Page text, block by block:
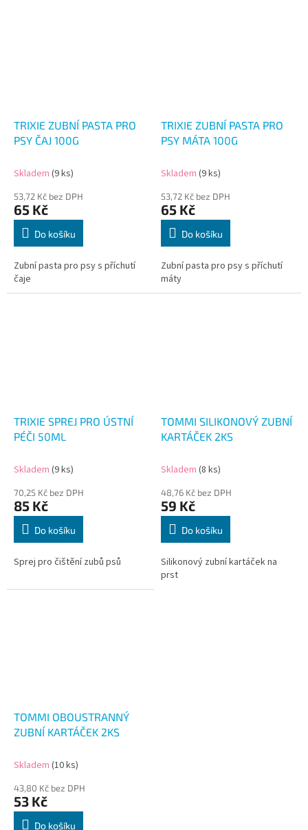
TRIXIE ZUBNÍ PASTA PRO
PSY ČAJ 100G
Skladem (9 ks)
53,72 Kč bez DPH
65 Kč
Do košíku
Zubní pasta pro psy s příchutí
čaje
TRIXIE ZUBNÍ PASTA PRO
PSY MÁTA 100G
Skladem (9 ks)
53,72 Kč bez DPH
65 Kč
Do košíku
Zubní pasta pro psy s příchutí
máty
TRIXIE SPREJ PRO ÚSTNÍ
PÉČI 50ML
Skladem (9 ks)
70,25 Kč bez DPH
85 Kč
Do košíku
Sprej pro čištění zubů psů
TOMMI SILIKONOVÝ ZUBNÍ
KARTÁČEK 2KS
Skladem (8 ks)
48,76 Kč bez DPH
59 Kč
Do košíku
Silikonový zubní kartáček na
prst
TOMMI OBOUSTRANNÝ
ZUBNÍ KARTÁČEK 2KS
Skladem (10 ks)
43,80 Kč bez DPH
53 Kč
Do košíku